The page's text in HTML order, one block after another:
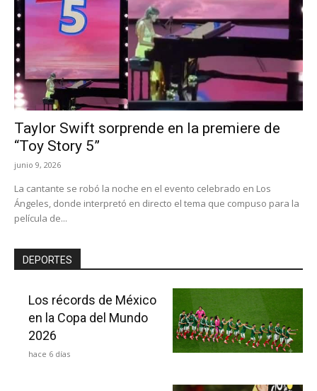
Taylor Swift sorprende en la premiere de
“Toy Story 5”
junio 9, 2026
La cantante se robó la noche en el evento celebrado en Los
Ángeles, donde interpretó en directo el tema que compuso para la
película de...
DEPORTES
Los récords de México
en la Copa del Mundo
2026
hace 6 días